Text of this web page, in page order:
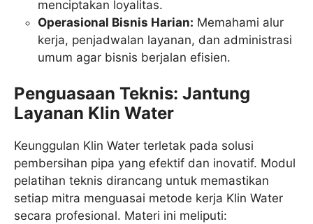
menciptakan loyalitas.
Operasional Bisnis Harian: Memahami alur
kerja, penjadwalan layanan, dan administrasi
umum agar bisnis berjalan efisien.
Penguasaan Teknis: Jantung
Layanan Klin Water
Keunggulan Klin Water terletak pada solusi
pembersihan pipa yang efektif dan inovatif. Modul
pelatihan teknis dirancang untuk memastikan
setiap mitra menguasai metode kerja Klin Water
secara profesional. Materi ini meliputi: